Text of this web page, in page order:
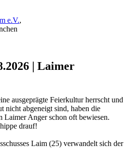
e.V.,
| Laimer
ausgeprägte Feierkultur herrscht und
nicht abgeneigt sind, haben die
Laimer Anger schon oft bewiesen.
drauf!
Laim (25) verwandelt sich der